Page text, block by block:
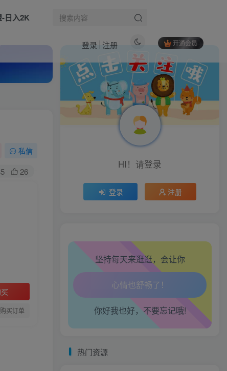
-日入2K
开通会员
登录 注册
私信
26
买
买订单
热门文章
（18167期）小云雀Agent全流程实测：Seedance 2.0加持，从注册到成片拆解，揭秘AI短剧一键成片真相
引流系列课13：手把手教你搭建一个属于自己的网站
（18750期）零基础手机影视混剪教程，素材选材到卡点调色全拆解，小白跟着实操轻松制作爆款混剪短片
（17083期）游戏全自动搬砖，日入1000+，长期绿色稳定的项目！
（17836期）YouTube 涨粉难？《蓝图涨粉学院》：4 年赚 460 万的大佬教策略，从0到百万有路径！
HI！请登录
登录 注册
坚持每天来逛逛，会让你
生活也美好了！
心情也舒畅了！
你好我也好，不要忘记哦!
热门资源